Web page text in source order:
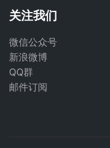
关注我们
微信公众号
新浪微博
QQ群
邮件订阅